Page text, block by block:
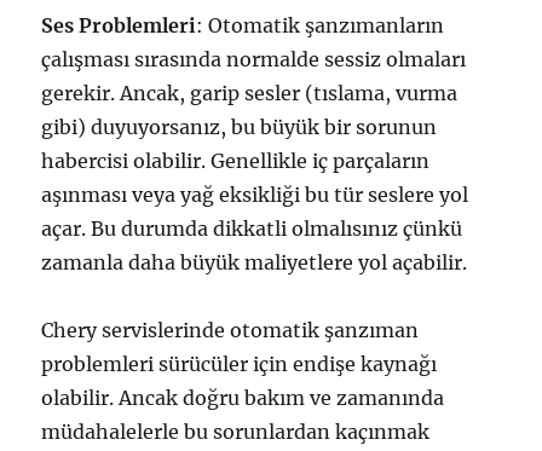
Ses Problemleri: Otomatik şanzımanların
çalışması sırasında normalde sessiz olmaları
gerekir. Ancak, garip sesler (tıslama, vurma
gibi) duyuyorsanız, bu büyük bir sorunun
habercisi olabilir. Genellikle iç parçaların
aşınması veya yağ eksikliği bu tür seslere yol
açar. Bu durumda dikkatli olmalısınız çünkü
zamanla daha büyük maliyetlere yol açabilir.
Chery servislerinde otomatik şanzıman
problemleri sürücüler için endişe kaynağı
olabilir. Ancak doğru bakım ve zamanında
müdahalelerle bu sorunlardan kaçınmak